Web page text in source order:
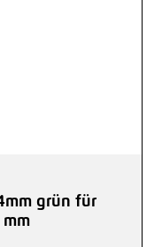
grün für